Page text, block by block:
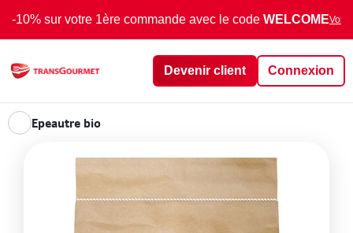
-10% sur votre 1ère commande avec le code WELCOMEVoir
Devenir client Connexion
Epeautre bio